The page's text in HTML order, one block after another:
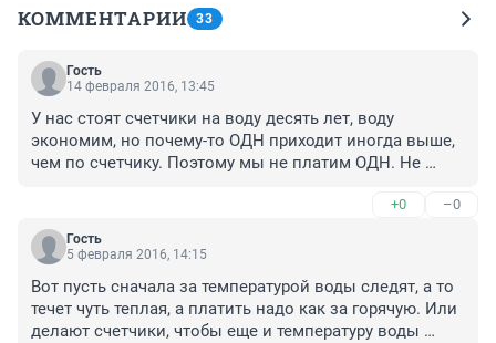
КОММЕНТАРИИ 33
Гость
14 февраля 2016, 13:45
У нас стоят счетчики на воду десять лет, воду
экономим, но почему-то ОДН приходит иногда выше,
чем по счетчику. Поэтому мы не платим ОДН. Не
счетчиков. А санкции в квартирах в которых нет
счетчиков зря отменили и люди которые
действительно экономят воду, теперь платят и за
+0 –0
Гость
5 февраля 2016, 14:15
Вот пусть сначала за температурой воды следят, а то
течет чуть теплая, а платить надо как за горячую. Или
делают счетчики, чтобы еще и температуру воды